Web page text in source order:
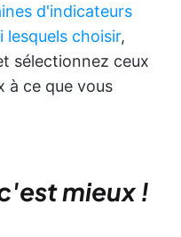
d'indicateurs
lesquels choisir,
sélectionnez ceux
à ce que vous
mieux !